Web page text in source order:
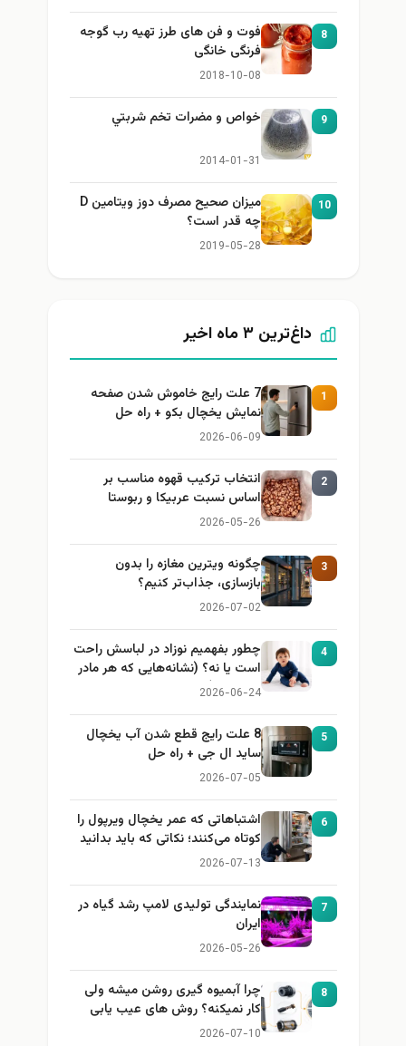
8
فوت و فن های طرز تهیه رب گوجه
فرنگی خانگی
2018-10-08
9 خواص و مضرات تخم شربتي
2014-01-31
10
میزان صحیح مصرف دوز ویتامین D
چه قدر است؟
2019-05-28
داغ‌ترین ۳ ماه اخیر
1
7 علت رایج خاموش شدن صفحه
نمایش یخچال بکو + راه حل
2026-06-09
2
انتخاب ترکیب قهوه مناسب بر
اساس نسبت عربیکا و ربوستا
2026-05-26
3
چگونه ویترین مغازه را بدون
بازسازی، جذاب‌تر کنیم؟
2026-07-02
4
چطور بفهمیم نوزاد در لباسش راحت
است یا نه؟ (نشانه‌هایی که هر مادر
باید بداند)
2026-06-24
5
8 علت رایج قطع شدن آب یخچال
ساید ال جی + راه حل
2026-07-05
6
اشتباهاتی که عمر یخچال ویرپول را
کوتاه می‌کنند؛ نکاتی که باید بدانید
2026-07-13
7
نمایندگی تولیدی لامپ رشد گیاه در
ایران
2026-05-26
8
چرا آبمیوه گیری روشن میشه ولی
کار نمیکنه؟ روش های عیب یابی
2026-07-10